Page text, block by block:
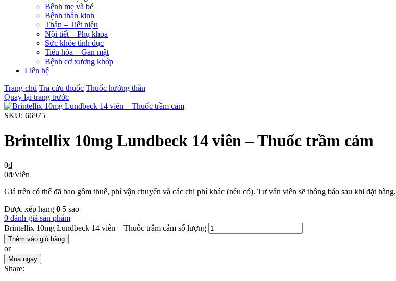
Bệnh mẹ và bé
Bệnh thần kinh
Thận – Tiết niệu
Nội tiết – Phụ khoa
Sức khỏe tình dục
Tiêu hóa – Gan mật
Bệnh cơ xương khớp
Liên hệ
Trang chủ Tra cứu thuốc Thuốc hướng thần
Quay lại trang trước
SKU: 66975
Brintellix 10mg Lundbeck 14 viên – Thuốc trầm cảm
0₫
0₫/Viên
Giá trên có thể đã bao gồm thuế, phí vận chuyển và các chi phí khác (nếu có). Tư vấn viên sẽ thông báo sau khi đặt hàng.
Được xếp hạng 0 5 sao
0 đánh giá sản phẩm
Brintellix 10mg Lundbeck 14 viên – Thuốc trầm cảm số lượng
Thêm vào giỏ hàng
or
Mua ngay
Share: